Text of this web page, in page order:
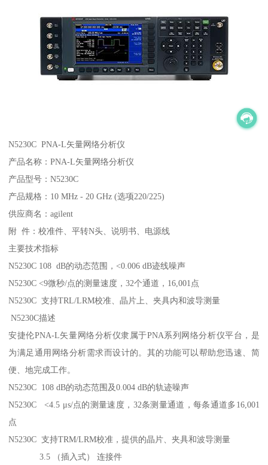
N5230C PNA-L矢量网络分析仪
产品名称：PNA-L矢量网络分析仪
产品型号：N5230C
产品规格：10 MHz - 20 GHz (选项220/225)
供应商名：agilent
附 件：校准件、平转N头、说明书、电源线
主要技术指标
N5230C 108 dB的动态范围，<0.006 dB迹线噪声
N5230C <9微秒/点的测量速度，32个通道，16,001点
N5230C 支持TRL/LRM校准、晶片上、夹具内和波导测量
N5230C描述
安捷伦PNA-L矢量网络分析仪隶属于PNA系列网络分析仪平台，是
为满足通用网络分析需求而设计的。其的功能可以帮助您迅速、简
便、地完成工作。
N5230C 108 dB的动态范围及0.004 dB的轨迹噪声
N5230C <4.5 μs/点的测量速度，32条测量通道，每条通道多16,001
点
N5230C 支持TRM/LRM校准，提供的晶片、夹具和波导测量
3.5 （插入式） 连接件